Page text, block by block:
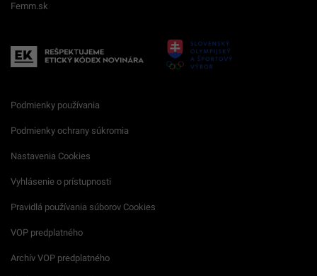
Femm.sk
Podmienky používania
Podmienky ochrany súkromia
Nastavenia Cookies
Vyhlásenie o prístupnosti
Pravidlá používania súborov Cookies
VOP predplatného
Archív VOP predplatného